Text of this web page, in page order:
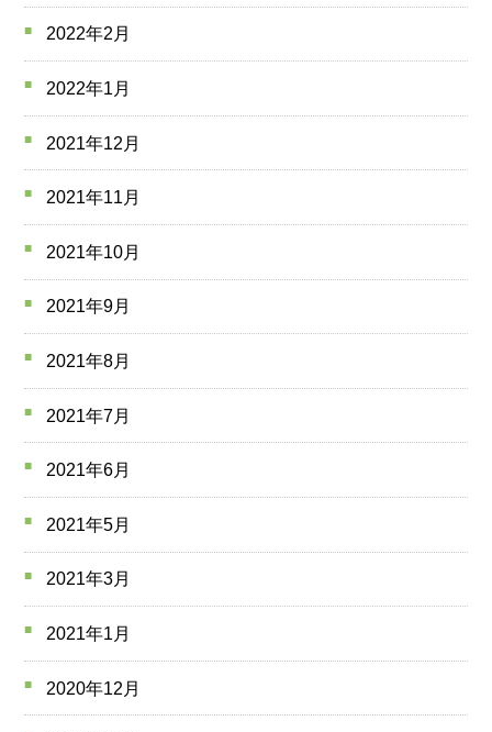
2022年2月
2022年1月
2021年12月
2021年11月
2021年10月
2021年9月
2021年8月
2021年7月
2021年6月
2021年5月
2021年3月
2021年1月
2020年12月